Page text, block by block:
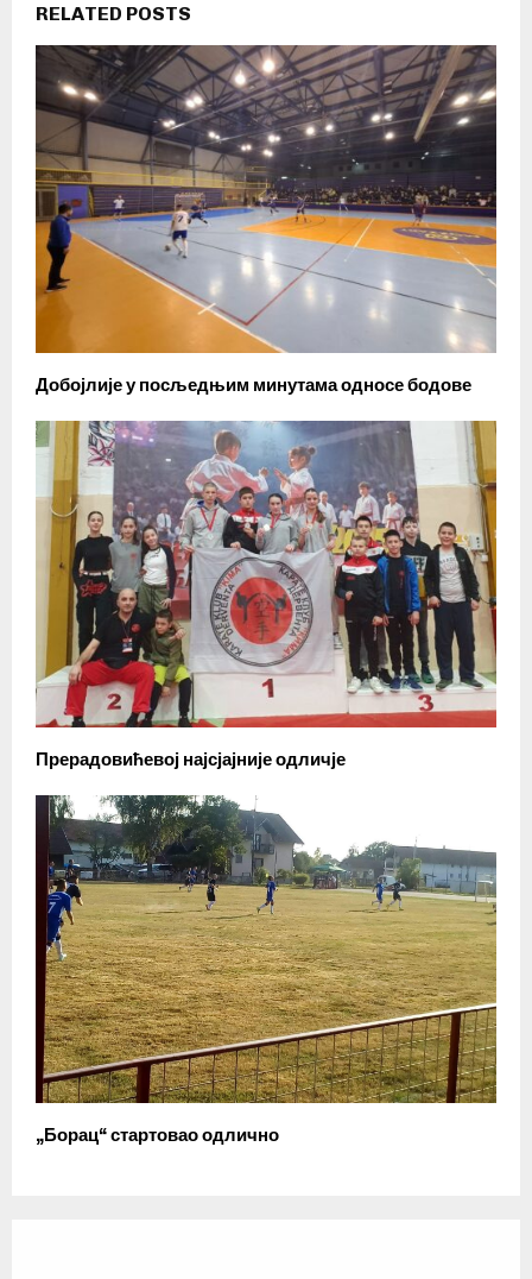
RELATED POSTS
Добојлије у посљедњим минутама односе бодове
Прерадовићевој најсјајније одличје
„Борац“ стартовао одлично